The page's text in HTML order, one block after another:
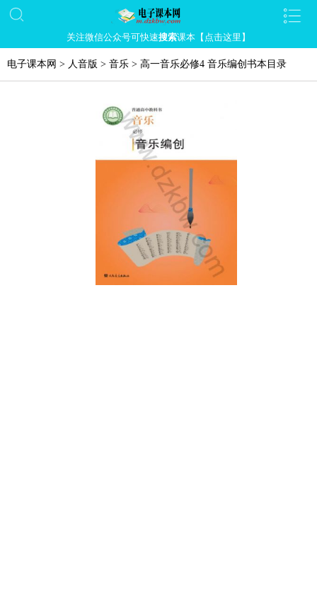
关注微信公众号可快速搜索课本【点击这里】
电子课本网 > 人音版 > 音乐 > 高一音乐必修4 音乐编创书本目录